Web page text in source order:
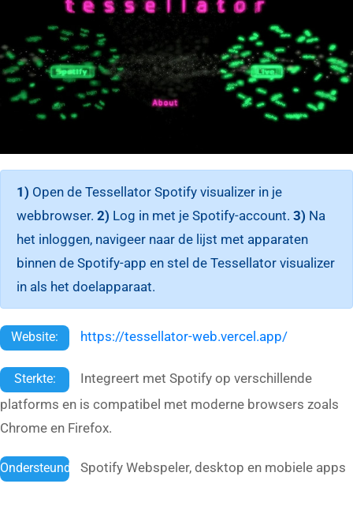
1) Open de Tessellator Spotify visualizer in je
webbrowser. 2) Log in met je Spotify-account. 3) Na
het inloggen, navigeer naar de lijst met apparaten
binnen de Spotify-app en stel de Tessellator visualizer
in als het doelapparaat.
Website: https://tessellator-web.vercel.app/
Sterkte:
Integreert met Spotify op verschillende
platforms en is compatibel met moderne browsers zoals
Chrome en Firefox.
Ondersteund: Spotify Webspeler, desktop en mobiele apps